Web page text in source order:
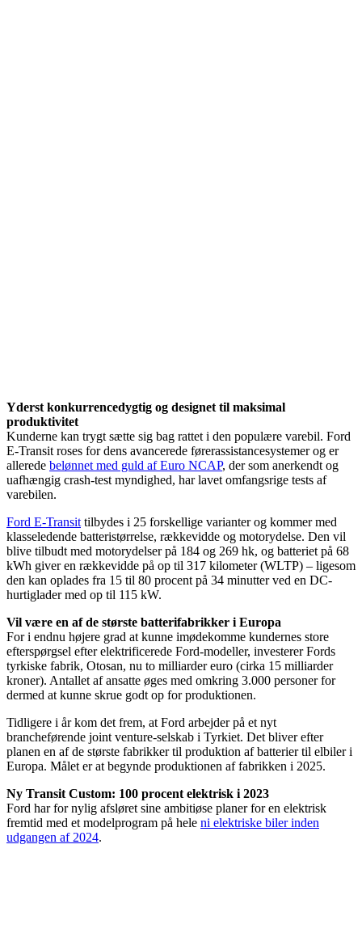
Yderst konkurrencedygtig og designet til maksimal
produktivitet
Kunderne kan trygt sætte sig bag rattet i den populære varebil. Ford
E-Transit roses for dens avancerede førerassistancesystemer og er
allerede belønnet med guld af Euro NCAP, der som anerkendt og
uafhængig crash-test myndighed, har lavet omfangsrige tests af
varebilen.
Ford E-Transit tilbydes i 25 forskellige varianter og kommer med
klasseledende batteristørrelse, rækkevidde og motorydelse. Den vil
blive tilbudt med motorydelser på 184 og 269 hk, og batteriet på 68
kWh giver en rækkevidde på op til 317 kilometer (WLTP) – ligesom
den kan oplades fra 15 til 80 procent på 34 minutter ved en DC-
hurtiglader med op til 115 kW.
Vil være en af de største batterifabrikker i Europa
For i endnu højere grad at kunne imødekomme kundernes store
efterspørgsel efter elektrificerede Ford-modeller, investerer Fords
tyrkiske fabrik, Otosan, nu to milliarder euro (cirka 15 milliarder
kroner). Antallet af ansatte øges med omkring 3.000 personer for
dermed at kunne skrue godt op for produktionen.
Tidligere i år kom det frem, at Ford arbejder på et nyt
brancheførende joint venture-selskab i Tyrkiet. Det bliver efter
planen en af de største fabrikker til produktion af batterier til elbiler i
Europa. Målet er at begynde produktionen af fabrikken i 2025.
Ny Transit Custom: 100 procent elektrisk i 2023
Ford har for nylig afsløret sine ambitiøse planer for en elektrisk
fremtid med et modelprogram på hele ni elektriske biler inden
udgangen af 2024.